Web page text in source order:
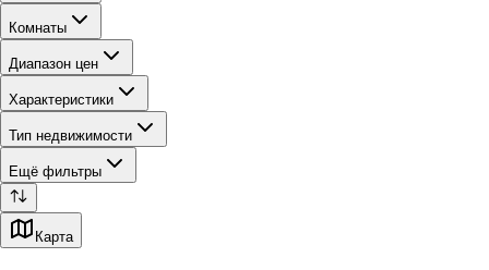
Комнаты
Диапазон цен
Характеристики
Тип недвижимости
Ещё фильтры
Карта